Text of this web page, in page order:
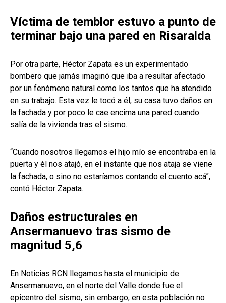
Víctima de temblor estuvo a punto de
terminar bajo una pared en Risaralda
Por otra parte, Héctor Zapata es un experimentado
bombero que jamás imaginó que iba a resultar afectado
por un fenómeno natural como los tantos que ha atendido
en su trabajo. Esta vez le tocó a él; su casa tuvo daños en
la fachada y por poco le cae encima una pared cuando
salía de la vivienda tras el sismo.
“Cuando nosotros llegamos el hijo mío se encontraba en la
puerta y él nos atajó, en el instante que nos ataja se viene
la fachada, o sino no estaríamos contando el cuento acá”,
contó Héctor Zapata.
Daños estructurales en
Ansermanuevo tras sismo de
magnitud 5,6
En Noticias RCN llegamos hasta el municipio de
Ansermanuevo, en el norte del Valle donde fue el
epicentro del sismo, sin embargo, en esta población no